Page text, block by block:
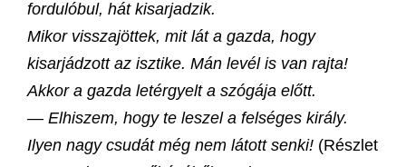
fordulóbul, hát kisarjadzik.
Mikor visszajöttek, mit lát a gazda, hogy
kisarjádzott az isztike. Mán levél is van rajta!
Akkor a gazda letérgyelt a szógája előtt.
— Elhiszem, hogy te leszel a felséges király.
Ilyen nagy csudát még nem látott senki! (Részlet